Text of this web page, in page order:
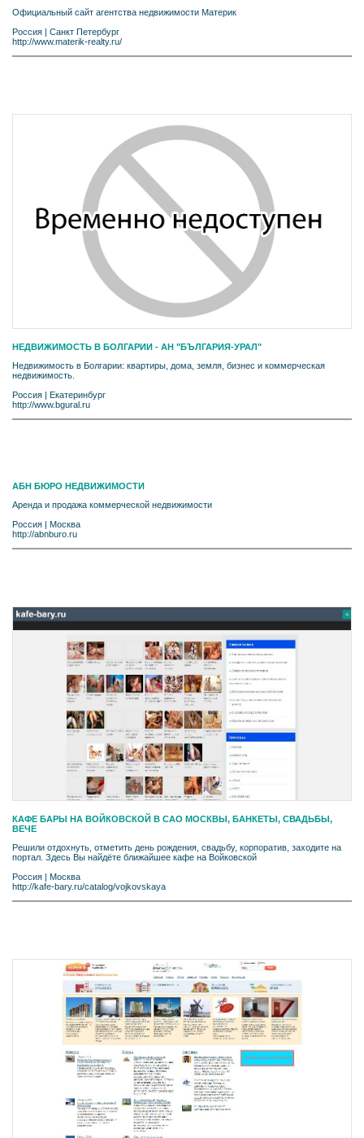
Официальный сайт агентства недвижимости Материк
Россия | Санкт Петербург
http://www.materik-realty.ru/
НЕДВИЖИМОСТЬ В БОЛГАРИИ - АН "БЪЛГАРИЯ-УРАЛ"
Недвижимость в Болгарии: квартиры, дома, земля, бизнес и коммерческая
недвижимость.
Россия
Екатеринбург
http://www.bgural.ru
АБН БЮРО НЕДВИЖИМОСТИ
Аренда и продажа коммерческой недвижимости
Россия
Москва
http://abnburo.ru
КАФЕ БАРЫ НА ВОЙКОВСКОЙ В САО МОСКВЫ, БАНКЕТЫ, СВАДЬБЫ,
ВЕЧЕ
Решили отдохнуть, отметить день рождения, свадьбу, корпоратив, заходите на
портал. Здесь Вы найдёте ближайшее кафе на Войковской
Россия | Москва
http://kafe-bary.ru/catalog/vojkovskaya